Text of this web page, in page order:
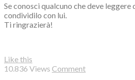
Se conosci qualcuno che deve leggere
condividilo con lui.
Ti ringrazierà!
Like this
10.836 Views Comment